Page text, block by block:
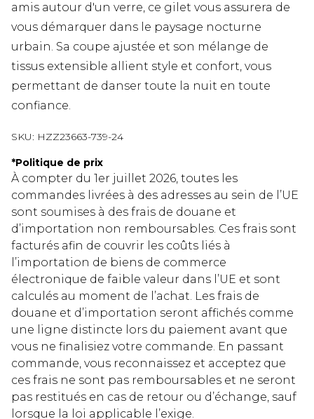
amis autour d'un verre, ce gilet vous assurera de
vous démarquer dans le paysage nocturne
urbain. Sa coupe ajustée et son mélange de
tissus extensible allient style et confort, vous
permettant de danser toute la nuit en toute
confiance.
SKU: HZZ23663-739-24
*Politique de prix
À compter du 1er juillet 2026, toutes les
commandes livrées à des adresses au sein de l’UE
sont soumises à des frais de douane et
d’importation non remboursables. Ces frais sont
facturés afin de couvrir les coûts liés à
l’importation de biens de commerce
électronique de faible valeur dans l’UE et sont
calculés au moment de l’achat. Les frais de
douane et d’importation seront affichés comme
une ligne distincte lors du paiement avant que
vous ne finalisiez votre commande. En passant
commande, vous reconnaissez et acceptez que
ces frais ne sont pas remboursables et ne seront
pas restitués en cas de retour ou d’échange, sauf
lorsque la loi applicable l’exige.